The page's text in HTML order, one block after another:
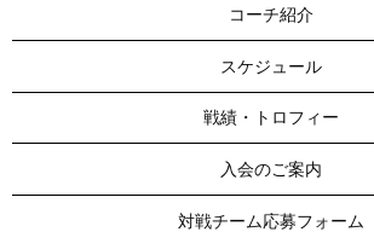
コーチ紹介
スケジュール
戦績・トロフィー
入会のご案内
対戦チーム応募フォーム